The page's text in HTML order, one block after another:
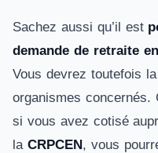
Sachez aussi qu’il est
demande de retraite
Vous devrez toutefois
organismes concernés.
si vous avez cotisé
la CRPCEN, vous